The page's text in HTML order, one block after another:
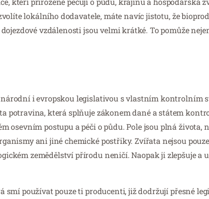
lokálního dodavatele, máte navíc jistotu, že
vzdálenosti jsou velmi krátké. To pomůže
i evropskou legislativou s vlastním kontrolním
potravina, která splňuje zákonem dané a státem
osevním postupu a péči o půdu. Pole jsou plná života,
ani jiné chemické postřiky. Zvířata nejsou
zemědělství přírodu neničí. Naopak ji zlepšuje a
smí používat pouze ti producenti, již dodržují přesné